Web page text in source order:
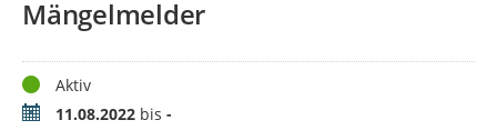
Mängelmelder
StatusAktiv
Zeitraum11.08.2022 bis -